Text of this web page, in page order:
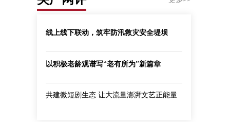
线上线下联动，筑牢防汛救灾安全堤坝
以积极老龄观谱写“老有所为”新篇章
共建微短剧生态 让大流量澎湃文艺正能量